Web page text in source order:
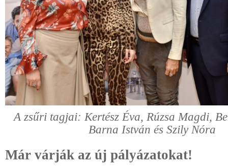
A zsűri tagjai: Kertész Éva, Rúzsa Magdi,
Barna István és Szily Nóra
Már várják az új pályázatokat!